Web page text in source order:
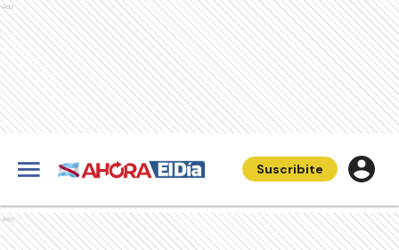
Ads
Suscribite
Ads